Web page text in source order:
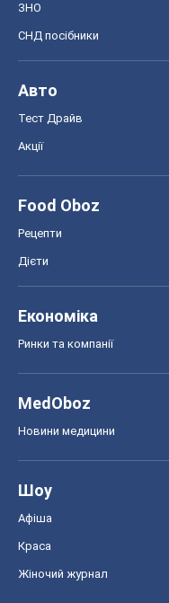
ЗНО
СНД посібники
Авто
Тест Драйв
Акції
Food Oboz
Рецепти
Дієти
Економіка
Ринки та компанії
MedOboz
Новини медицини
Шоу
Афіша
Краса
Жіночий журнал